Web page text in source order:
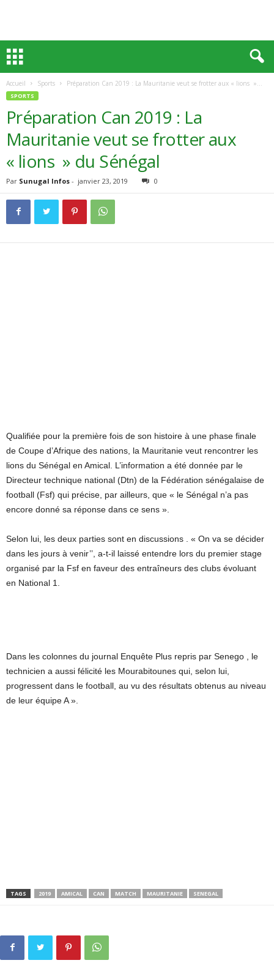
Accueil Sports Préparation Can 2019 : La Mauritanie veut se frotter aux « lions »...
SPORTS
Préparation Can 2019 : La
Mauritanie veut se frotter aux
« lions » du Sénégal
Par Sunugal Infos - janvier 23, 2019 0
Qualifiée pour la première fois de son histoire à une phase finale
de Coupe d’Afrique des nations, la Mauritanie veut rencontrer les
lions du Sénégal en Amical. L’information a été donnée par le
Directeur technique national (Dtn) de la Fédération sénégalaise de
football (Fsf) qui précise, par ailleurs, que « le Sénégal n’a pas
encore donné sa réponse dans ce sens ».
Selon lui, les deux parties sont en discussions . « On va se décider
dans les jours à venir’’, a-t-il laissé entendre lors du premier stage
organisé par la Fsf en faveur des entraîneurs des clubs évoluant
en National 1.
Dans les colonnes du journal Enquête Plus repris par Senego , le
technicien a aussi félicité les Mourabitounes qui, selon lui,
progressent dans le football, au vu des résultats obtenus au niveau
de leur équipe A ».
TAGS 2019 AMICAL CAN MATCH MAURITANIE SENEGAL